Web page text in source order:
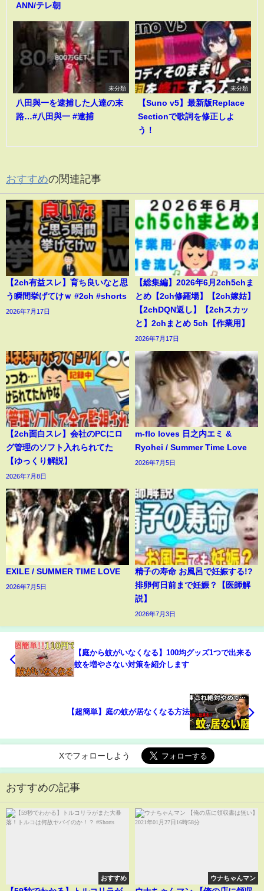
ANN/テレ朝
未分類
八田與一を逮捕した人達の末
路…#八田與一 #逮捕
未分類
【Suno v5】最新版Replace
Sectionで歌詞を修正しよ
う！
おすすめの関連記事
【2ch有益スレ】育ち良いなと思
う瞬間挙げてけｗ #2ch #shorts
2026年7月17日
【総集編】2026年6月2ch5chま
とめ【2ch修羅場】【2ch嫁姑】
【2chDQN返し】【2chスカッ
と】2chまとめ 5ch【作業用】
2026年7月17日
【2ch面白スレ】会社のPCにロ
グ管理のソフト入れられてた
【ゆっくり解説】
2026年7月8日
m-flo loves 日之内エミ &
Ryohei / Summer Time Love
2026年7月5日
EXILE / SUMMER TIME LOVE
2026年7月5日
精子の寿命 お風呂で妊娠する!?
排卵何日前まで妊娠？【医師解
説】
2026年7月3日
【庭から蚊がいなくなる】100均グッズ1つで出来る
蚊を増やさない対策を紹介します
【超簡単】庭の蚊が居なくなる方法
Xでフォローしよう
おすすめの記事
おすすめ ウナちゃんマン